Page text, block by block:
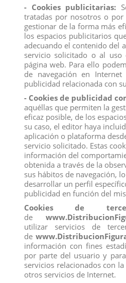
Disponible en varios modelos;
según la disponibilidad.
Producto no recomendado para
Todos los productos de nuestro
exigido por la U.E.
Compraahora y recíbelo en 24/48
Recuerde que disponemos de un
personalmente, pregúntenos sus
Somos unaempresaavalada por
mercadode distribucióny venta
Los mejores precios los
Comentarios (0)
No hay reseñas de clientes en este
Los clientes que adquirieron este
compraron:
- Cookies publicitarias:
tratadas por nosotros o
gestionar de la forma más
los espacios publicitarios
adecuando el contenido del
servicio solicitado o al uso
página web. Para ello
de navegación en
publicidad relacionada con
- Cookies de publicidad
aquéllas que permiten la
eficaz posible, de los
su caso, el editor haya
aplicación o plataforma
servicio solicitado. Estas
información del
obtenida a través de la
sus hábitos de navegación,
desarrollar un perfil
publicidad en función del
Cookies de
de
utilizar servicios de
de
información con fines
por parte del usuario y
servicios relacionados con
otros servicios de Internet.